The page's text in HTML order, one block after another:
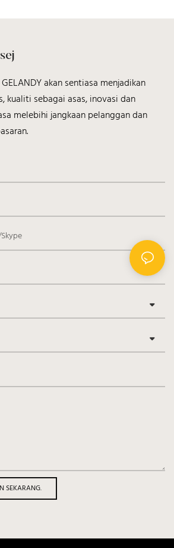
akan sentiasa menjadikan
kualiti sebagai asas, inovasi dan
melebihi jangkaan pelanggan dan
SEKARANG.